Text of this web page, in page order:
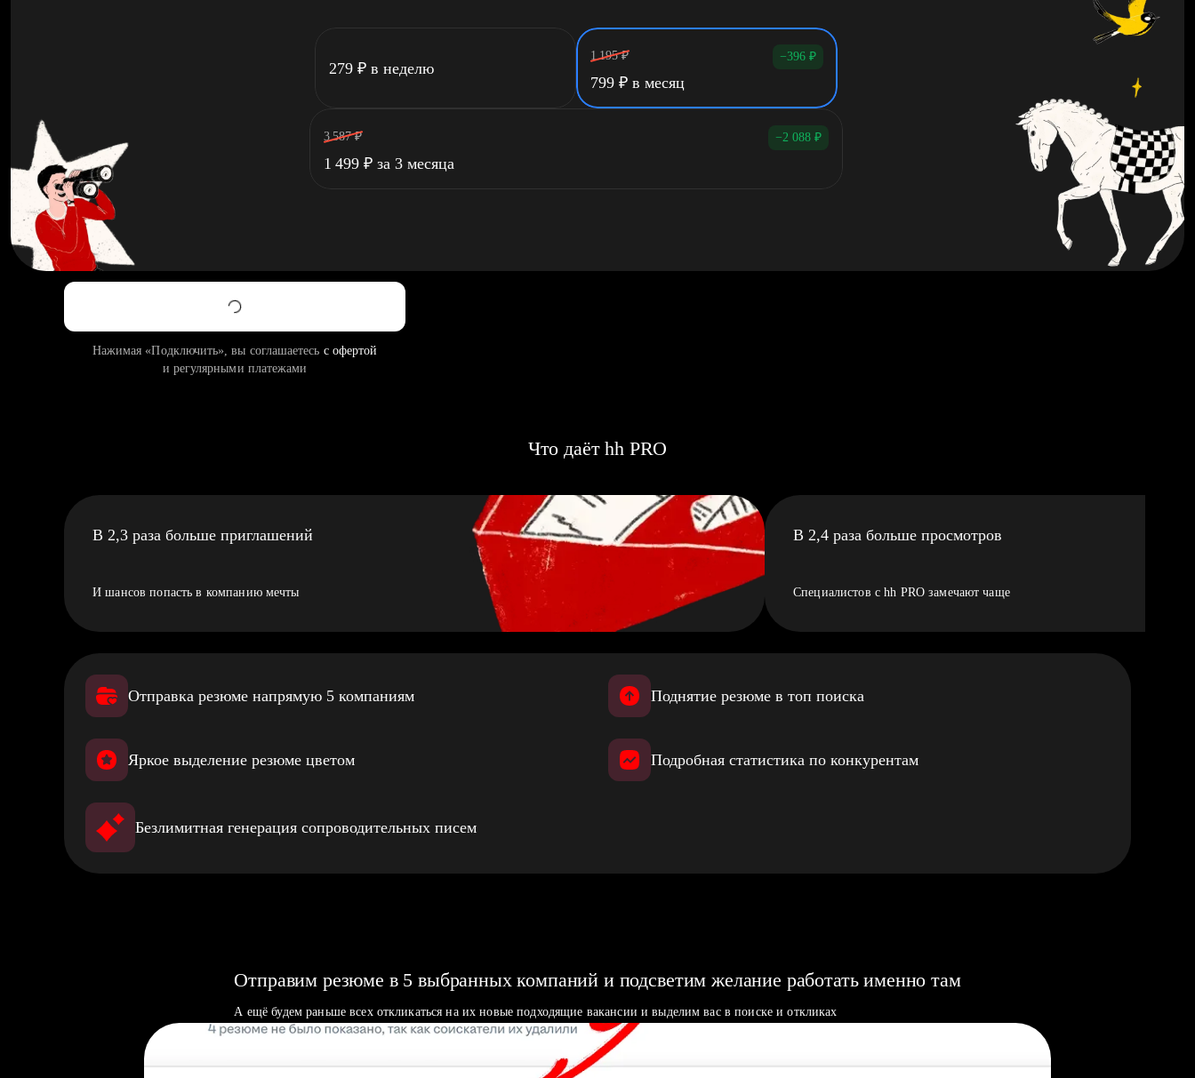
279 ₽ в неделю
1 195 ₽ −396 ₽
799 ₽ в месяц
3 587 ₽ −2 088 ₽
1 499 ₽ за 3 месяца
Нажимая «Подключить», вы соглашаетесь с офертой
и регулярными платежами
Что даёт hh PRO
В 2,3 раза больше приглашений
И шансов попасть в компанию мечты
В 2,4 раза больше просмотров
Специалистов с hh PRO замечают чаще
Отправка резюме напрямую 5 компаниям Поднятие резюме в топ поиска
Яркое выделение резюме цветом Подробная статистика по конкурентам
Безлимитная генерация сопроводительных писем
Отправим резюме в 5 выбранных компаний и подсветим желание работать именно там
А ещё будем раньше всех откликаться на их новые подходящие вакансии и выделим вас в поиске и откликах